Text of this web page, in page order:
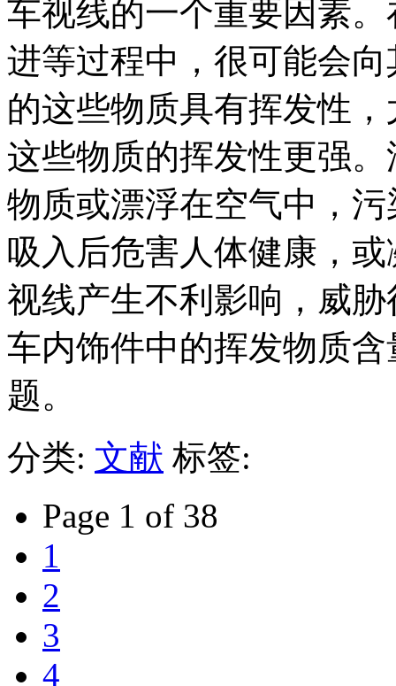
车视线的一个重要因素
进等过程中，很可能会
的这些物质具有挥发性
这些物质的挥发性更强
物质或漂浮在空气中，
吸入后危害人体健康，
视线产生不利影响，威
车内饰件中的挥发物质
题。
分类: 文献 标签:
Page 1 of 38
1
2
3
4